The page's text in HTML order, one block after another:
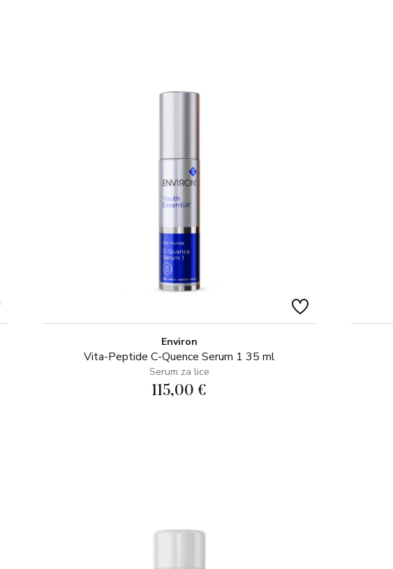
Environ
Vita-Peptide C-Quence Serum 1 35 ml
Serum za lice
115,00 €